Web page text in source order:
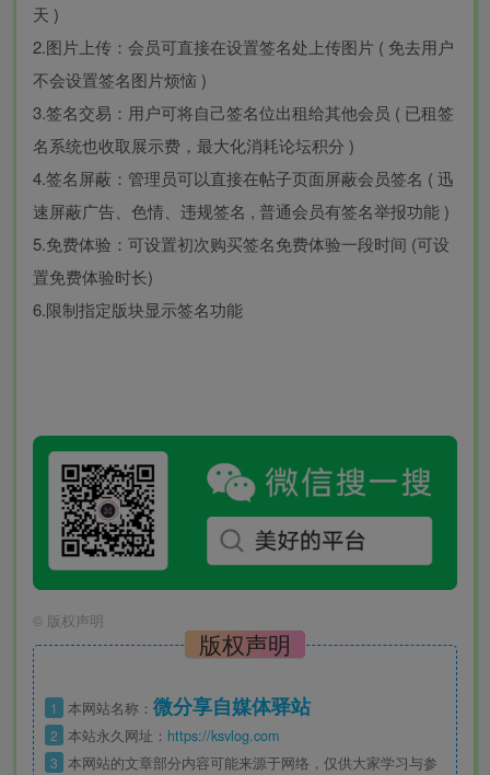
天 )
2.图片上传：会员可直接在设置签名处上传图片 ( 免去用户
不会设置签名图片烦恼 )
3.签名交易：用户可将自己签名位出租给其他会员 ( 已租签
名系统也收取展示费，最大化消耗论坛积分 )
4.签名屏蔽：管理员可以直接在帖子页面屏蔽会员签名 ( 迅
速屏蔽广告、色情、违规签名 , 普通会员有签名举报功能 )
5.免费体验：可设置初次购买签名免费体验一段时间 (可设
置免费体验时长)
6.限制指定版块显示签名功能
© 版权声明
版权声明
1 本网站名称： 微分享自媒体驿站
2 本站永久网址： https://ksvlog.com
3 本网站的文章部分内容可能来源于网络，仅供大家学习与参